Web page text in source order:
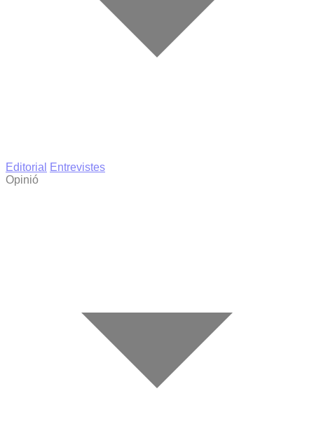
Editorial
Entrevistes
Opinió